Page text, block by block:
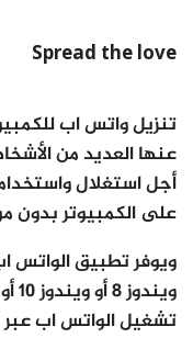
Spread the love
تنزيل واتس اب
عنها العديد من
أجل استغلال
على الكمبيوتر بدون
ويوفر تطبيق
تشغيل الواتس اب